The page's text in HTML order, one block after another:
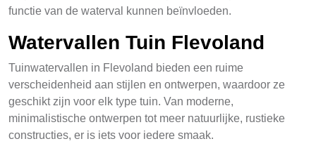
functie van de waterval kunnen beïnvloeden.
Watervallen Tuin Flevoland
Tuinwatervallen in Flevoland bieden een ruime
verscheidenheid aan stijlen en ontwerpen, waardoor ze
geschikt zijn voor elk type tuin. Van moderne,
minimalistische ontwerpen tot meer natuurlijke, rustieke
constructies, er is iets voor iedere smaak.